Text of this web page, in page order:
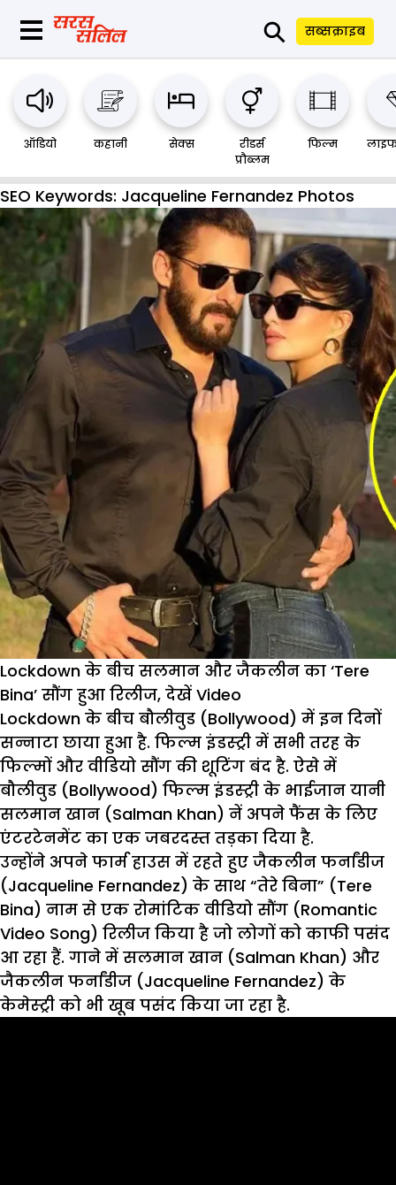
⚲ सब्सक्राइब
ऑडियो कहानी सेक्स
रीडर्स
प्रौब्लम
फिल्म
SEO Keywords: Jacqueline Fernandez Photos
Lockdown के बीच सलमान और जैकलीन का ‘Tere
Bina’ सौंग हुआ रिलीज, देखें Video
Lockdown के बीच बौलीवुड (Bollywood) में इन दिनों
सन्नाटा छाया हुआ है. फिल्म इंडस्ट्री में सभी तरह के
फिल्मों और वीडियो सौंग की शूटिंग बंद है. ऐसे में
बौलीवुड (Bollywood) फिल्म इंडस्ट्री के भाईजान यानी
सलमान खान (Salman Khan) नें अपने फैंस के लिए
एंटरटेनमेंट का एक जबरदस्त तड़का दिया है.
उन्होंने अपने फार्म हाउस में रहते हुए जैकलीन फर्नांडीज
(Jacqueline Fernandez) के साथ “तेरे बिना” (Tere
Bina) नाम से एक रोमांटिक वीडियो सौंग (Romantic
Video Song) रिलीज किया है जो लोगों को काफी पसंद
आ रहा हैं. गाने में सलमान खान (Salman Khan) और
जैकलीन फर्नांडीज (Jacqueline Fernandez) के
केमेस्ट्री को भी खूब पसंद किया जा रहा है.